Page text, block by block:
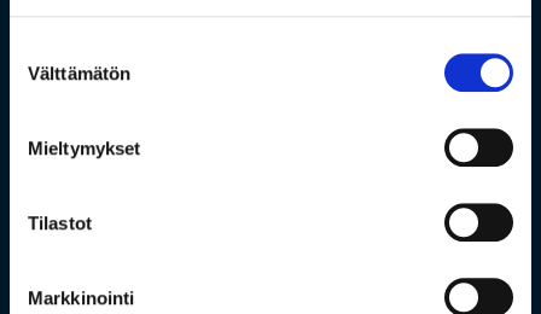
valinta
Välttämätön
Mieltymykset
Tilastot
Markkinointi